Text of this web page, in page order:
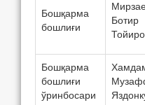
Бошқарма
бошлиғи
Ботир
Бошқарма
бошлиғи
ўринбосари